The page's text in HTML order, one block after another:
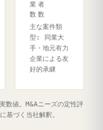
業
数
者
数
主な案件類
型: 同業大
手・地元有力
企業による友
好的承継
値。M&Aニーズの定性評
基づく当社解釈。